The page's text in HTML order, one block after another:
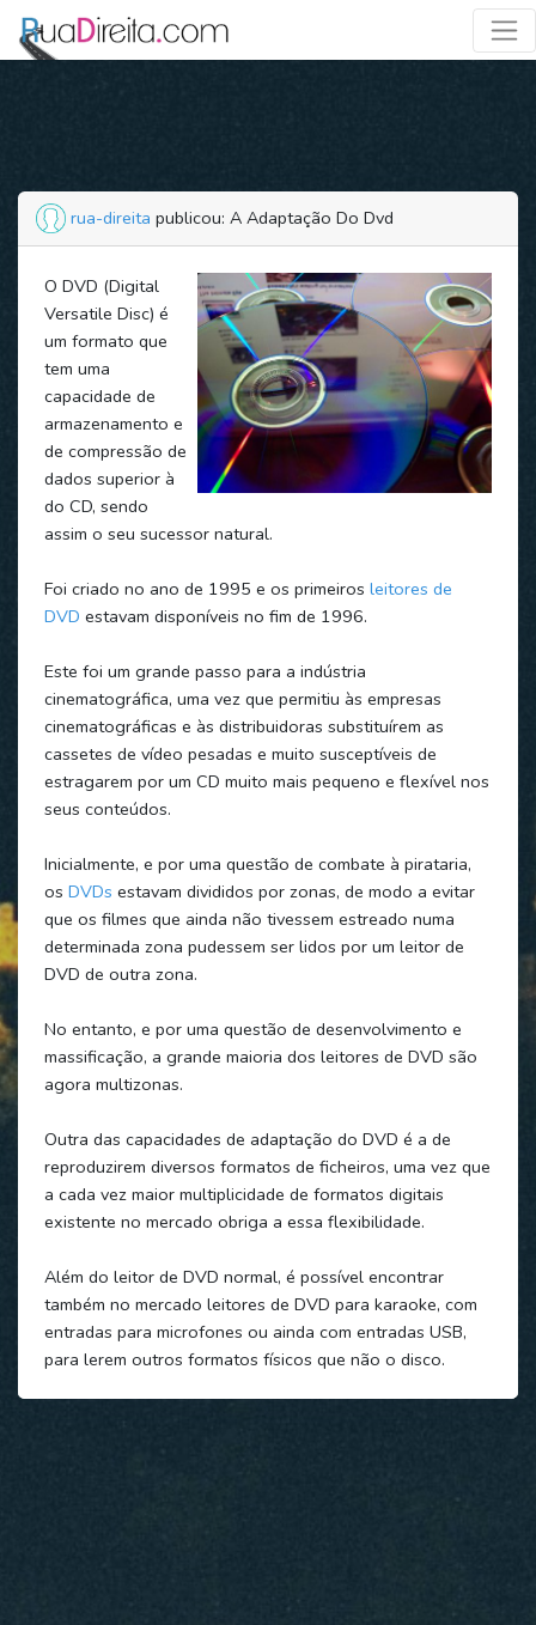
rua-direita publicou: A Adaptação Do Dvd
O DVD (Digital
Versatile Disc) é
um formato que
tem uma
capacidade de
armazenamento e
de compressão de
dados superior à
do CD, sendo
assim o seu sucessor natural.
Foi criado no ano de 1995 e os primeiros leitores de
DVD estavam disponíveis no fim de 1996.
Este foi um grande passo para a indústria
cinematográfica, uma vez que permitiu às empresas
cinematográficas e às distribuidoras substituírem as
cassetes de vídeo pesadas e muito susceptíveis de
estragarem por um CD muito mais pequeno e flexível nos
seus conteúdos.
Inicialmente, e por uma questão de combate à pirataria,
os DVDs estavam divididos por zonas, de modo a evitar
que os filmes que ainda não tivessem estreado numa
determinada zona pudessem ser lidos por um leitor de
DVD de outra zona.
No entanto, e por uma questão de desenvolvimento e
massificação, a grande maioria dos leitores de DVD são
agora multizonas.
Outra das capacidades de adaptação do DVD é a de
reproduzirem diversos formatos de ficheiros, uma vez que
a cada vez maior multiplicidade de formatos digitais
existente no mercado obriga a essa flexibilidade.
Além do leitor de DVD normal, é possível encontrar
também no mercado leitores de DVD para karaoke, com
entradas para microfones ou ainda com entradas USB,
para lerem outros formatos físicos que não o disco.